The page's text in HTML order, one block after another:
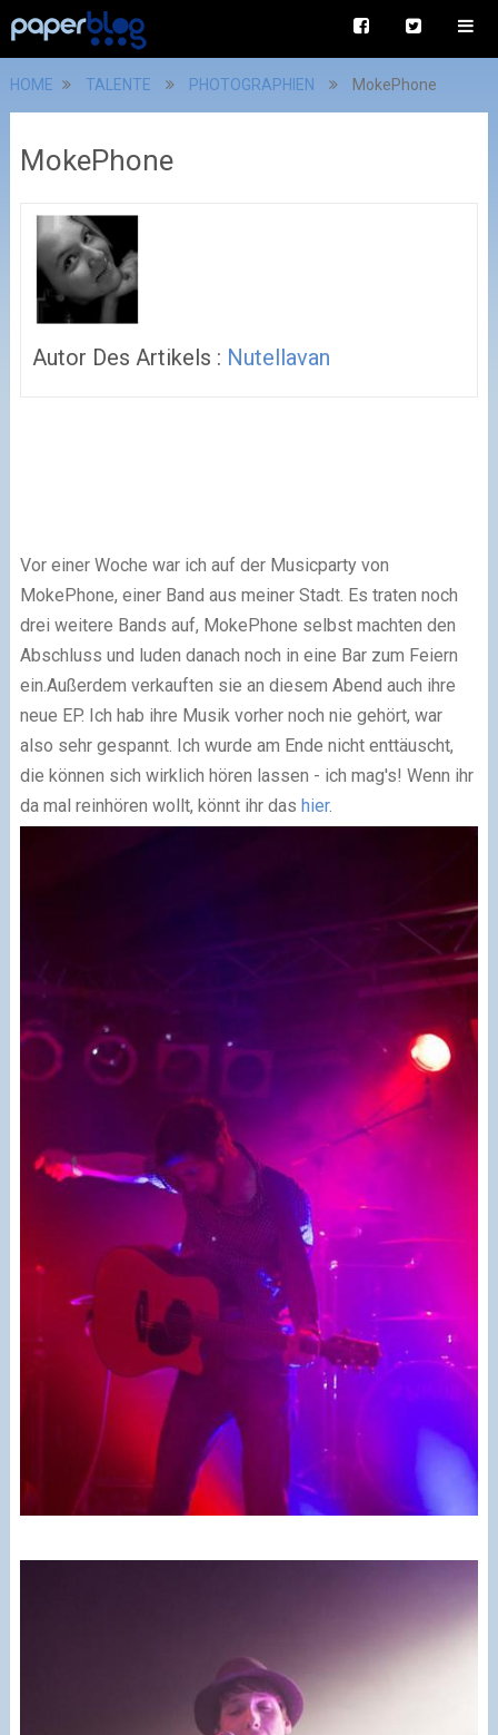
HOME TALENTE PHOTOGRAPHIEN MokePhone
MokePhone
Autor Des Artikels : Nutellavan
Vor einer Woche war ich auf der Musicparty von
MokePhone, einer Band aus meiner Stadt. Es traten noch
drei weitere Bands auf, MokePhone selbst machten den
Abschluss und luden danach noch in eine Bar zum Feiern
ein.Außerdem verkauften sie an diesem Abend auch ihre
neue EP. Ich hab ihre Musik vorher noch nie gehört, war
also sehr gespannt. Ich wurde am Ende nicht enttäuscht,
die können sich wirklich hören lassen - ich mag's! Wenn ihr
da mal reinhören wollt, könnt ihr das hier.